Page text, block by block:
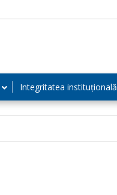
Integritatea instituțională